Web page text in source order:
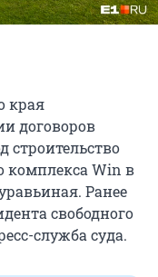
края
договоров
строительство
комплекса Win в
Ранее
свободного
служба суда.